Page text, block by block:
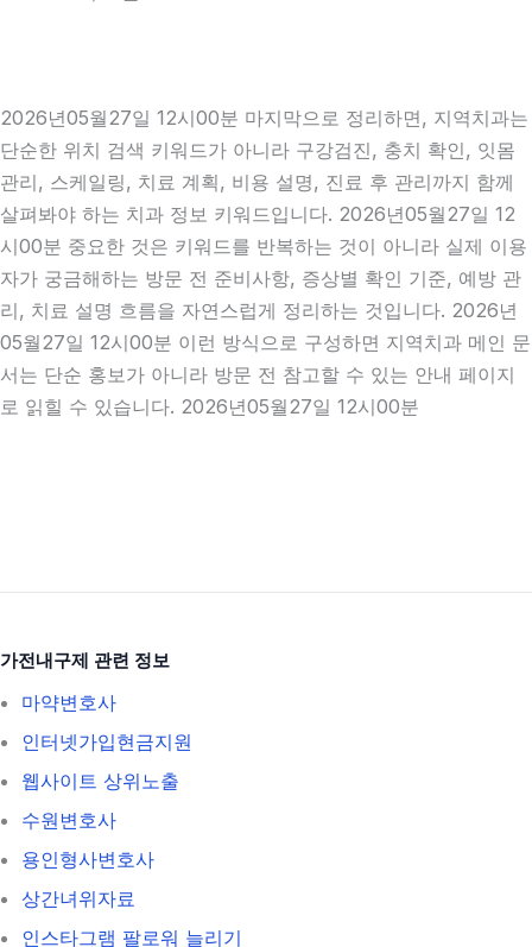
2026년05월27일 12시00분 마지막으로 정리하면, 지역치과는
단순한 위치 검색 키워드가 아니라 구강검진, 충치 확인, 잇몸
관리, 스케일링, 치료 계획, 비용 설명, 진료 후 관리까지 함께
살펴봐야 하는 치과 정보 키워드입니다. 2026년05월27일 12
시00분 중요한 것은 키워드를 반복하는 것이 아니라 실제 이용
자가 궁금해하는 방문 전 준비사항, 증상별 확인 기준, 예방 관
리, 치료 설명 흐름을 자연스럽게 정리하는 것입니다. 2026년
05월27일 12시00분 이런 방식으로 구성하면 지역치과 메인 문
서는 단순 홍보가 아니라 방문 전 참고할 수 있는 안내 페이지
로 읽힐 수 있습니다. 2026년05월27일 12시00분
가전내구제 관련 정보
마약변호사
인터넷가입현금지원
웹사이트 상위노출
수원변호사
용인형사변호사
상간녀위자료
인스타그램 팔로워 늘리기